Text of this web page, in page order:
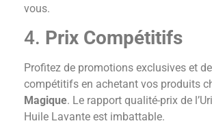
vous.
4. Prix Compétitifs
Profitez de promotions exclusives et
compétitifs en achetant vos produits
Magique. Le rapport qualité-prix de
Huile Lavante est imbattable.